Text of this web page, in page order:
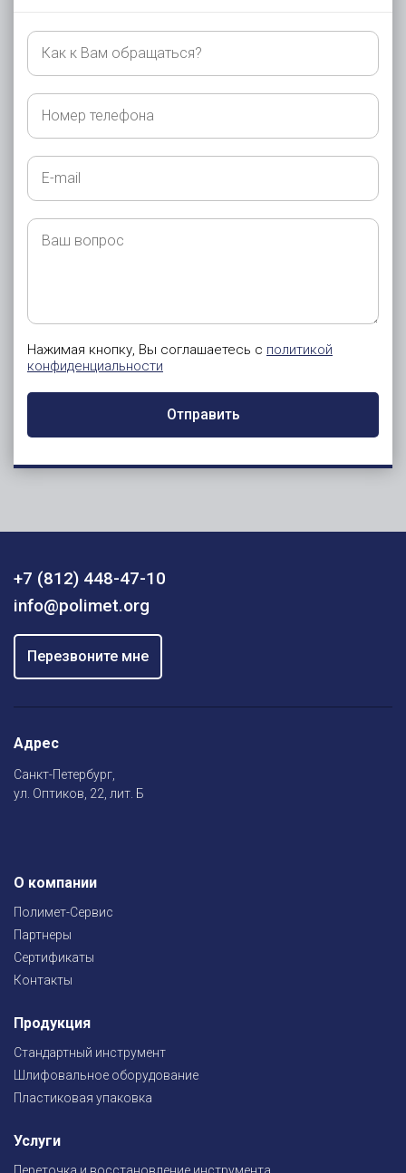
Как
Вам
обращаться?
Номер
телефона
E-
mail
Ваш
вопрос
Нажимая кнопку, Вы соглашаетесь с политикой
конфиденциальности
Отправить
Адрес
Санкт-Петербург,
ул. Оптиков, 22, лит. Б
О компании
Полимет-Сервис
Партнеры
Сертификаты
Контакты
Продукция
Стандартный инструмент
Шлифовальное оборудование
Пластиковая упаковка
Услуги
+7 (812) 448-47-10
info@polimet.org
Перезвоните мне